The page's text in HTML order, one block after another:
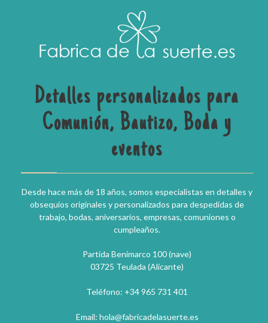
Detalles personalizados para
Comunión, Bautizo, Boda y
eventos
Desde hace más de 18 años, somos especialistas en detalles y
obsequios originales y personalizados para despedidas de
trabajo, bodas, aniversarios, empresas, comuniones o
cumpleaños.
Partida Benimarco 100 (nave)
03725 Teulada (Alicante)
Teléfono: +34 965 731 401
Email: hola@fabricadelasuerte.es